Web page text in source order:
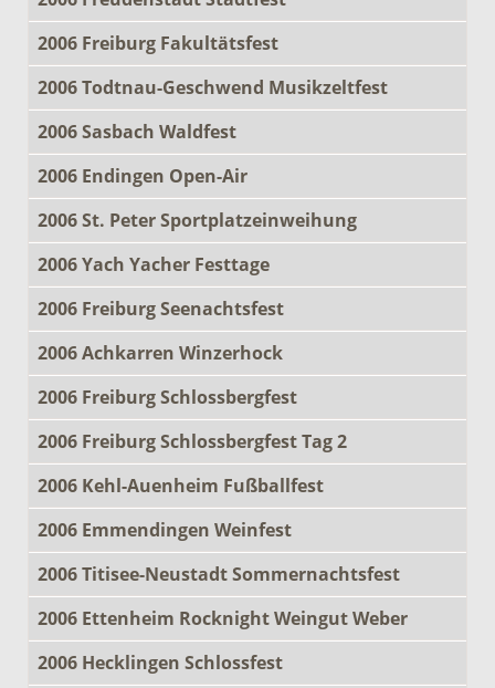
2006 Freiburg Fakultätsfest
2006 Todtnau-Geschwend Musikzeltfest
2006 Sasbach Waldfest
2006 Endingen Open-Air
2006 St. Peter Sportplatzeinweihung
2006 Yach Yacher Festtage
2006 Freiburg Seenachtsfest
2006 Achkarren Winzerhock
2006 Freiburg Schlossbergfest
2006 Freiburg Schlossbergfest Tag 2
2006 Kehl-Auenheim Fußballfest
2006 Emmendingen Weinfest
2006 Titisee-Neustadt Sommernachtsfest
2006 Ettenheim Rocknight Weingut Weber
2006 Hecklingen Schlossfest